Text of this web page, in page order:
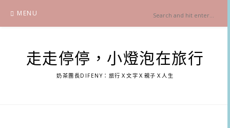
content
MENU
走走停停，小燈泡在旅行
奶茶團長DIFENY：旅行Ｘ文字Ｘ親子Ｘ人生